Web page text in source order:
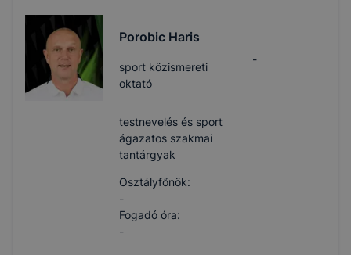
Porobic Haris
sport közismereti
oktató
testnevelés és sport
ágazatos szakmai
tantárgyak
-
Osztályfőnök:
-
Fogadó óra:
-